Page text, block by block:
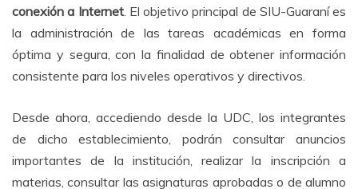
conexión a Internet. El objetivo principal de SIU-Guaraní es
la administración de las tareas académicas en forma
óptima y segura, con la finalidad de obtener información
consistente para los niveles operativos y directivos.
Desde ahora, accediendo desde la UDC, los integrantes
de dicho establecimiento, podrán consultar anuncios
importantes de la institución, realizar la inscripción a
materias, consultar las asignaturas aprobadas o de alumno